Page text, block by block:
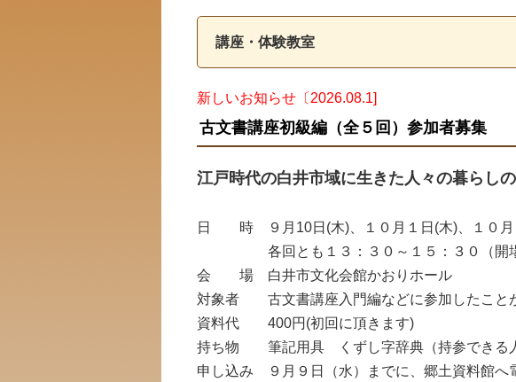
講座・体験教室
新しいお知らせ〔2026.08.1]
古文書講座初級編（全５回）参加者募集
江戸時代の白井市域に生きた人々の暮らし
日 時 ９月10日(木)、１０月１日(木)、１０月
各回とも１３：３０～１５：３０（開場
会 場 白井市文化会館かおりホール
対象者 古文書講座入門編などに参加したこと
資料代 400円(初回に頂きます)
持ち物 筆記用具 くずし字辞典（持参できる人
申し込み ９月９日（水）までに、郷土資料館へ